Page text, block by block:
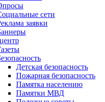
сети
заявки
Детская безопасность
Пожарная безопасность
Памятка населению
Памятки МВД